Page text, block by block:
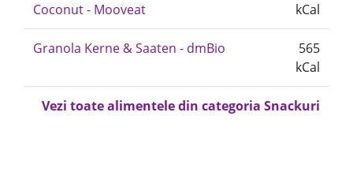
Coconut - Mooveat
kCal
Granola Kerne & Saaten - dmBio
565
kCal
Vezi toate alimentele din categoria Snackuri